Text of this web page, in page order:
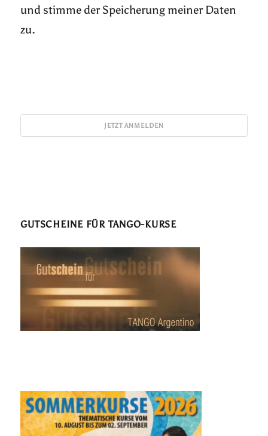
und stimme der Speicherung meiner Daten
zu.
GUTSCHEINE FÜR TANGO-KURSE